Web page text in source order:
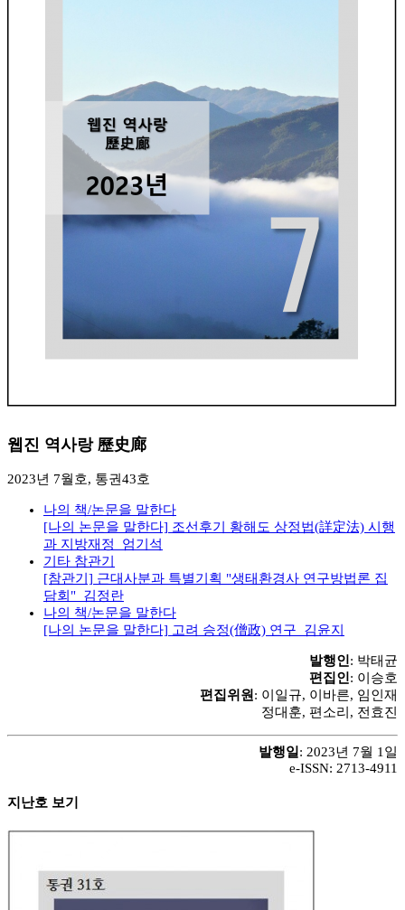
웹진 역사랑 歷史廊
2023년 7월호, 통권43호
나의 책/논문을 말한다
[나의 논문을 말한다] 조선후기 황해도 상정법(詳定法) 시행
과 지방재정_엄기석
기타 참관기
[참관기] 근대사분과 특별기획 "생태환경사 연구방법론 집
담회"_김정란
나의 책/논문을 말한다
[나의 논문을 말한다] 고려 승정(僧政) 연구_김윤지
발행인: 박태균
편집인: 이승호
편집위원: 이일규, 이바른, 임인재
정대훈, 편소리, 전효진
발행일 : 2023년 7월 1일
e-ISSN: 2713-4911
지난호 보기